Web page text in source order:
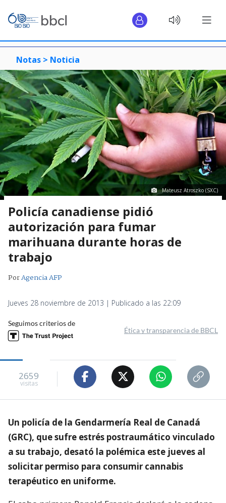
Notas > Noticia
Mateusz Atroszko (SXC)
Policía canadiense pidió
autorización para fumar
marihuana durante horas de
trabajo
PorAgencia AFP
Jueves 28 noviembre de 2013 | Publicado a las 22:09
Seguimos criterios de
Ética y transparencia de BBCL
2659
visitas
Un policía de la Gendarmería Real de Canadá
(GRC), que sufre estrés postraumático vinculado
a su trabajo, desató la polémica este jueves al
solicitar permiso para consumir cannabis
terapéutico en uniforme.